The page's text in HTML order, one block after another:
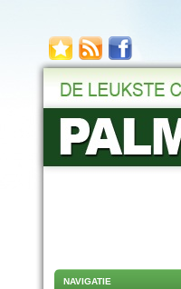
NAVIGATIE